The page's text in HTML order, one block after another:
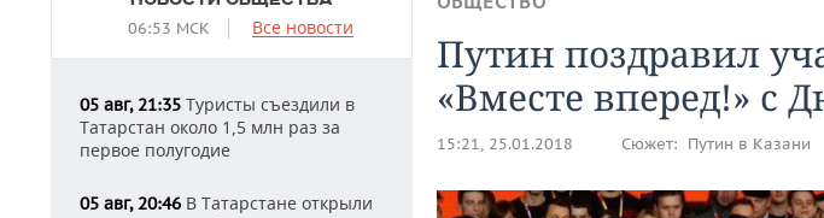
06:53 МСК Все новости
05 авг, 21:35 Туристы съездили в
Татарстан около 1,5 млн раз за
первое полугодие
05 авг, 20:46 В Татарстане открыли
Путин поздравил
«Вместе вперед!» с
15:21, 25.01.2018 Сюжет: Путин в Казани